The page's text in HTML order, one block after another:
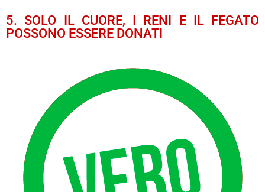
5. SOLO IL CUORE, I RENI E IL FEGATO
POSSONO ESSERE DONATI